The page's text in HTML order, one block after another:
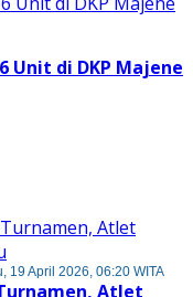
Unit di DKP Majene
19 April 2026, 06:20 WITA
Atlet